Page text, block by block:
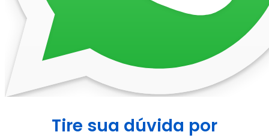
Tire sua dúvida por